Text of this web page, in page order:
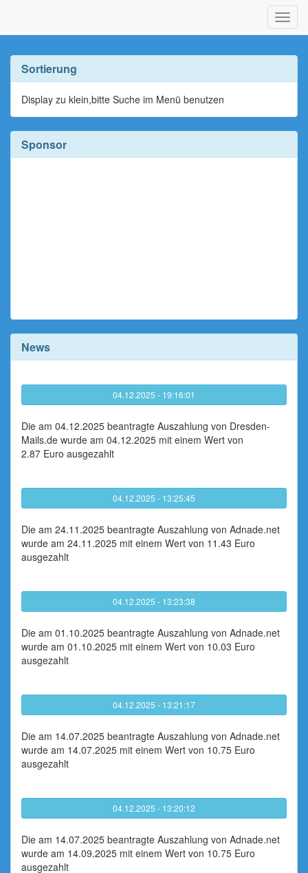
ein-/
Sortierung
Display zu klein,bitte Suche im Menü benutzen
Sponsor
News
04.12.2025 - 19:16:01
Die am 04.12.2025 beantragte Auszahlung von Dresden-
Mails.de wurde am 04.12.2025 mit einem Wert von
2.87 Euro ausgezahlt
04.12.2025 - 13:25:45
Die am 24.11.2025 beantragte Auszahlung von Adnade.net
wurde am 24.11.2025 mit einem Wert von 11.43 Euro
ausgezahlt
04.12.2025 - 13:23:38
Die am 01.10.2025 beantragte Auszahlung von Adnade.net
wurde am 01.10.2025 mit einem Wert von 10.03 Euro
ausgezahlt
04.12.2025 - 13:21:17
Die am 14.07.2025 beantragte Auszahlung von Adnade.net
wurde am 14.07.2025 mit einem Wert von 10.75 Euro
ausgezahlt
04.12.2025 - 13:20:12
Die am 14.07.2025 beantragte Auszahlung von Adnade.net
wurde am 14.09.2025 mit einem Wert von 10.75 Euro
ausgezahlt